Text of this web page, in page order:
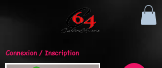
Connexion / Inscription